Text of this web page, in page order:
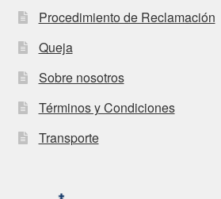
Procedimiento de Reclamación
Queja
Sobre nosotros
Términos y Condiciones
Transporte